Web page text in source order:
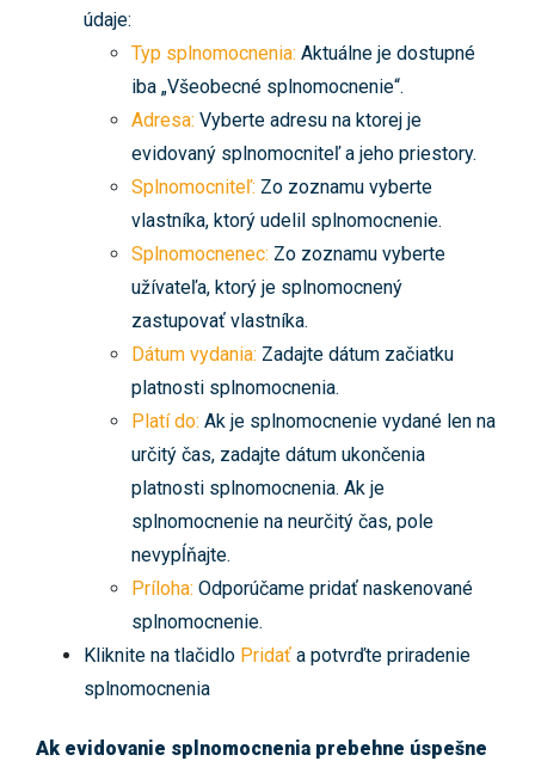
údaje:
Typ splnomocnenia: Aktuálne je dostupné
iba „Všeobecné splnomocnenie“.
Adresa: Vyberte adresu na ktorej je
evidovaný splnomocniteľ a jeho priestory.
Splnomocniteľ: Zo zoznamu vyberte
vlastníka, ktorý udelil splnomocnenie.
Splnomocnenec: Zo zoznamu vyberte
užívateľa, ktorý je splnomocnený
zastupovať vlastníka.
Dátum vydania: Zadajte dátum začiatku
platnosti splnomocnenia.
Platí do: Ak je splnomocnenie vydané len na
určitý čas, zadajte dátum ukončenia
platnosti splnomocnenia. Ak je
splnomocnenie na neurčitý čas, pole
nevypĺňajte.
Príloha: Odporúčame pridať naskenované
splnomocnenie.
Kliknite na tlačidlo Pridať a potvrďte priradenie
splnomocnenia
Ak evidovanie splnomocnenia prebehne úspešne